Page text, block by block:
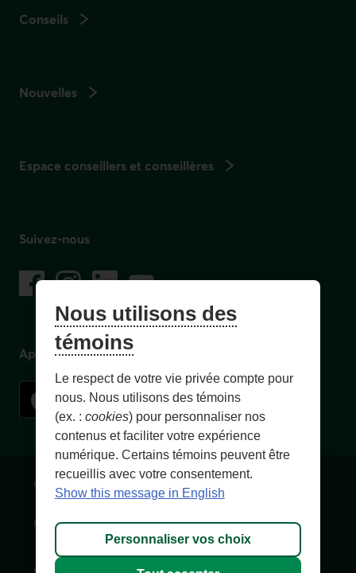
Conseils
Nouvelles
Espace conseillers et conseillères
Suivez-nous
Facebook
– Lien externe au site. Cet hyperlien s'ouvrira dans une
Instagram
– Lien externe au site. Cet hyperlien s'ouvrira dans
LinkedIn
– Lien externe au site. Cet hyperlien
YouTube
– Lien externe au site. Cet hyperlien
Application mobile
Conditions d'utilisation et notes légales
Personnaliser les témoins Accessibilité Plan du site
© 1996- , Fédération des caisses Desjardins du Québec. Tous
Nous utilisons des
témoins
Le respect de votre vie privée compte pour
nous. Nous utilisons des témoins
(ex. : cookies) pour personnaliser nos
contenus et faciliter votre expérience
numérique. Certains témoins peuvent être
recueillis avec votre consentement.
Show this message in English
Personnaliser vos choix